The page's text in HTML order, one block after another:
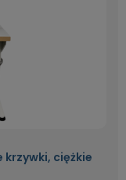
krzywki, ciężkie